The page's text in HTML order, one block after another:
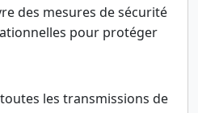
des mesures de sécurité
pour protéger
les transmissions de